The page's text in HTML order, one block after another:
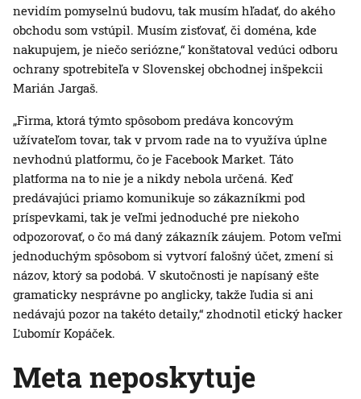
nevidím pomyselnú budovu, tak musím hľadať, do akého
obchodu som vstúpil. Musím zisťovať, či doména, kde
nakupujem, je niečo seriózne,“ konštatoval vedúci odboru
ochrany spotrebiteľa v Slovenskej obchodnej inšpekcii
Marián Jargaš.
„Firma, ktorá týmto spôsobom predáva koncovým
užívateľom tovar, tak v prvom rade na to využíva úplne
nevhodnú platformu, čo je Facebook Market. Táto
platforma na to nie je a nikdy nebola určená. Keď
predávajúci priamo komunikuje so zákazníkmi pod
príspevkami, tak je veľmi jednoduché pre niekoho
odpozorovať, o čo má daný zákazník záujem. Potom veľmi
jednoduchým spôsobom si vytvorí falošný účet, zmení si
názov, ktorý sa podobá. V skutočnosti je napísaný ešte
gramaticky nesprávne po anglicky, takže ľudia si ani
nedávajú pozor na takéto detaily,“ zhodnotil etický hacker
Ľubomír Kopáček.
Meta neposkytuje